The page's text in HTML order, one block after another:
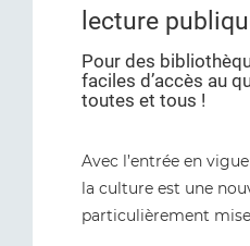
lecture
Pour des
faciles d’accès au
toutes et tous !
Avec l’entrée en
la culture est une
particulièrement mise